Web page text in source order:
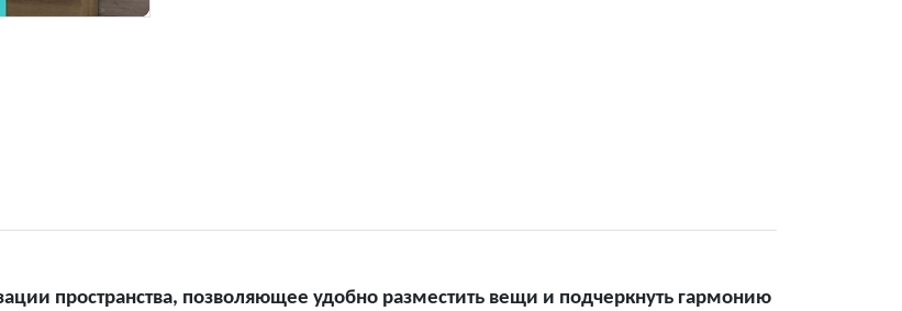
пространства, позволяющее удобно разместить вещи и подчеркнуть гармонию